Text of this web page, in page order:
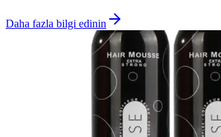
Daha fazla bilgi edinin